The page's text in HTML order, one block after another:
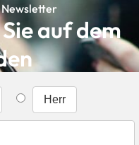
Newsletter
auf dem
Herr